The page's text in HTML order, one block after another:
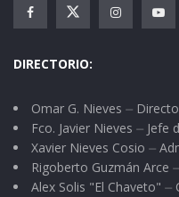
DIRECTORIO:
Omar G. Nieves ⏤
Fco. Javier Nieves ⏤ Jefe
Xavier Nieves Cosio ⏤
Rigoberto Guzmán Arce
Alex Solis "El Chaveto" ⏤